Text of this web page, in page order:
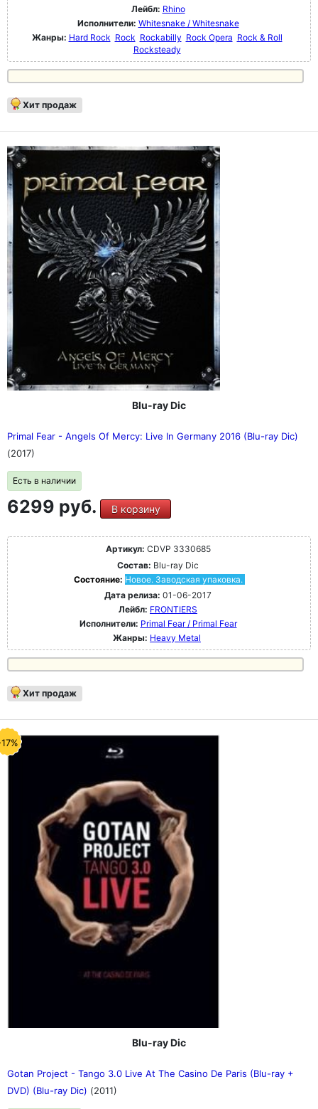
Лейбл: Rhino
Исполнители: Whitesnake / Whitesnake
Жанры: Hard Rock Rock Rockabilly Rock Opera Rock & Roll
Rocksteady
Хит продаж
Blu-ray Dic
Primal Fear - Angels Of Mercy: Live In Germany 2016 (Blu-ray Dic)
(2017)
Есть в наличии
6299 руб. В корзину
Артикул: CDVP 3330685
Состав: Blu-ray Dic
Состояние: Новое. Заводская упаковка.
Дата релиза: 01-06-2017
Лейбл: FRONTIERS
Исполнители: Primal Fear / Primal Fear
Жанры: Heavy Metal
Хит продаж
Blu-ray Dic
Gotan Project - Tango 3.0 Live At The Casino De Paris (Blu-ray +
DVD) (Blu-ray Dic) (2011)